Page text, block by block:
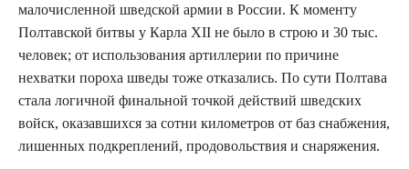
малочисленной шведской армии в России. К моменту
Полтавской битвы у Карла XII не было в строю и 30 тыс.
человек; от использования артиллерии по причине
нехватки пороха шведы тоже отказались. По сути Полтава
стала логичной финальной точкой действий шведских
войск, оказавшихся за сотни километров от баз снабжения,
лишенных подкреплений, продовольствия и снаряжения.